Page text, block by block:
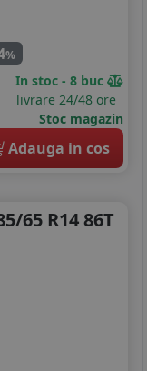
%
In stoc - 8 buc
livrare 24/48 ore
Stoc magazin
Adauga in cos
65 R14 86T